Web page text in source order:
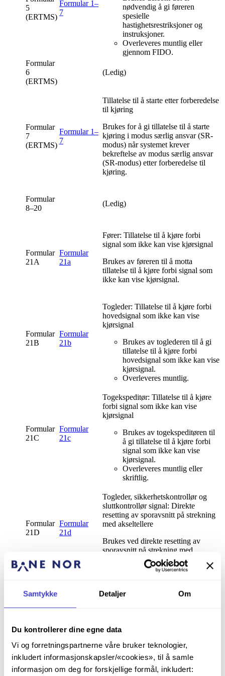
Samtykke Detaljer Om
Du kontrollerer dine egne data
Vi og forretningspartnerne våre bruker teknologier,
inkludert informasjonskapsler/«cookies», til å samle
informasjon om deg for forskjellige formål, inkludert:
5
(ERTMS)
Formular 1–
7
nødvendig å gi føreren
spesielle
hastighetsrestriksjoner og
instruksjoner.
Overleveres muntlig eller
gjennom FIDO.
Formular
6
(ERTMS)
(Ledig)
Formular
7
(ERTMS)
Formular 1–
7
Tillatelse til å starte etter forberedelse
til kjøring
Brukes for å gi tillatelse til å starte
kjøring i modus særlig ansvar (SR-
modus) når systemet krever
bekreftelse av modus særlig ansvar
(SR-modus) etter forberedelse til
kjøring.
Formular
8–20
(Ledig)
Formular
21A
Formular
21a
Fører: Tillatelse til å kjøre forbi
signal som ikke kan vise kjørsignal
Brukes av føreren til å motta
tillatelse til å kjøre forbi signal som
ikke kan vise kjørsignal.
Formular
21B
Formular
21b
Togleder: Tillatelse til å kjøre forbi
hovedsignal som ikke kan vise
kjørsignal
Brukes av toglederen til å gi
tillatelse til å kjøre forbi
hovedsignal som ikke kan vise
kjørsignal.
Overleveres muntlig.
Formular
21C
Formular
21c
Togekspeditør: Tillatelse til å kjøre
forbi signal som ikke kan vise
kjørsignal
Brukes av togekspeditøren til
å gi tillatelse til å kjøre forbi
signal som ikke kan vise
kjørsignal.
Overleveres muntlig eller
skriftlig.
Formular
21D
Formular
21d
Togleder, sikkerhetskontrollør og
sluttkontrollør signal: Direkte
resetting av sporavsnitt på strekning
med akseltellere
Brukes ved direkte resetting av
sporavsnitt på strekning med
21E
21e
Nøytralstilling av feilaktig ikke utløst
Brukes iht. Instruks for betjening av
fjernstyringsanlegget på Rørosbanen
hvis linjeblokken ikke løser ut ved
togpassering, og togleder må bringe
linjeblokken i normalstilling.